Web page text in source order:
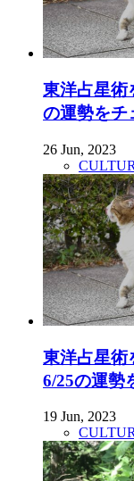
東洋占星術
の運勢をチ
26 Jun, 2023
東洋占星術
6/25の運勢
19 Jun, 2023